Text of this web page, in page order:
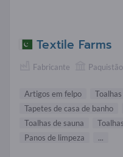
Textile Farms
Fabricante Paquistão
Artigos em felpo Toalhas
Tapetes de casa de banho
Toalhas de sauna
Panos de limpeza
...